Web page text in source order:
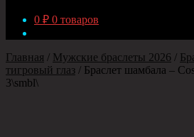
0 ₽ 0 товаров
Главная / Мужские браслеты 2026 /
тигровый глаз / Браслет шамбала –
3\smbl\